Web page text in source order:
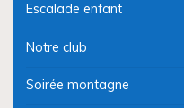
Escalade enfant
Notre club
Soirée montagne